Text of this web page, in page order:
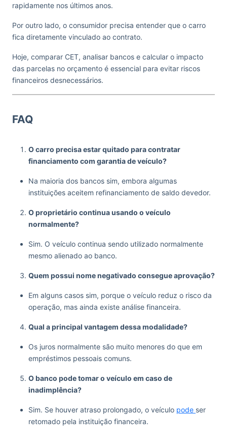
rapidamente nos últimos anos.
Por outro lado, o consumidor precisa entender que o carro
fica diretamente vinculado ao contrato.
Hoje, comparar CET, analisar bancos e calcular o impacto
das parcelas no orçamento é essencial para evitar riscos
financeiros desnecessários.
FAQ
O carro precisa estar quitado para contratar
financiamento com garantia de veículo?
Na maioria dos bancos sim, embora algumas
instituições aceitem refinanciamento de saldo devedor.
O proprietário continua usando o veículo
normalmente?
Sim. O veículo continua sendo utilizado normalmente
mesmo alienado ao banco.
Quem possui nome negativado consegue aprovação?
Em alguns casos sim, porque o veículo reduz o risco da
operação, mas ainda existe análise financeira.
Qual a principal vantagem dessa modalidade?
Os juros normalmente são muito menores do que em
empréstimos pessoais comuns.
O banco pode tomar o veículo em caso de
inadimplência?
Sim. Se houver atraso prolongado, o veículo pode ser
retomado pela instituição financeira.